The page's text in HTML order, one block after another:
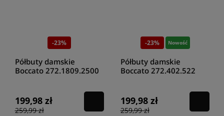
-23%
Półbuty damskie
Boccato 272.1809.2500
199,98 zł
259,99 zł
-23% Nowość
Półbuty damskie
Boccato 272.402.522
199,98 zł
259,99 zł